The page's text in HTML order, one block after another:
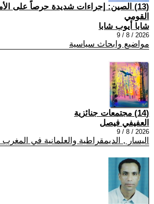
(13) الصين: إجراءات شديدة حرصاً على
القومي
شابا أيوب شابا
2026 / 8 / 9
مواضيع وابحاث سياسية
(14) مجتمعات جنائزية
العفيفي فيصل
2026 / 8 / 9
اليسار , الديمقراطية والعلمانية في المغرب